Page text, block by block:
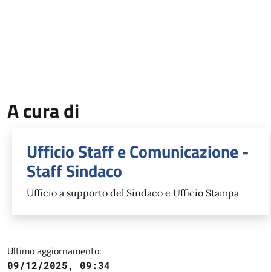
A cura di
Ufficio Staff e Comunicazione -
Staff Sindaco
Ufficio a supporto del Sindaco e Ufficio Stampa
Ultimo aggiornamento:
09/12/2025, 09:34